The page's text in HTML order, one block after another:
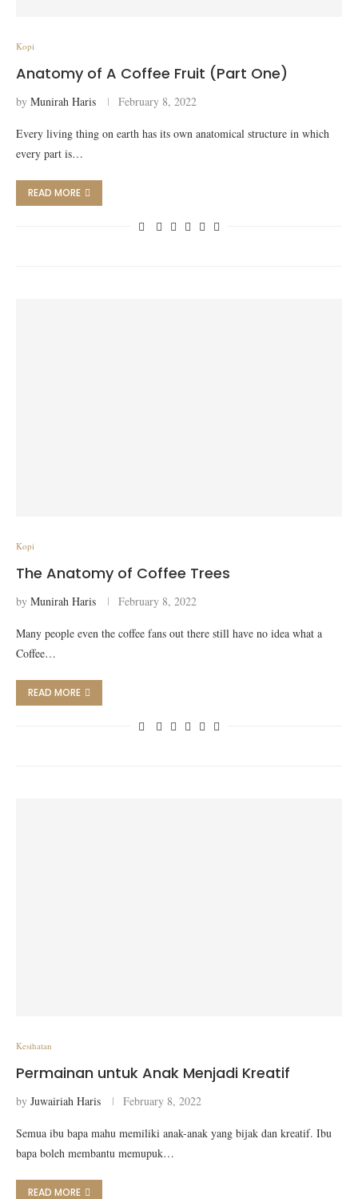
Kopi
Anatomy of A Coffee Fruit (Part One)
by Munirah Haris February 8, 2022
Every living thing on earth has its own anatomical structure in which
every part is…
READ MORE
Kopi
The Anatomy of Coffee Trees
by Munirah Haris February 8, 2022
Many people even the coffee fans out there still have no idea what a
Coffee…
READ MORE
Kesihatan
Permainan untuk Anak Menjadi Kreatif
by Juwairiah Haris February 8, 2022
Semua ibu bapa mahu memiliki anak-anak yang bijak dan kreatif. Ibu
bapa boleh membantu memupuk…
READ MORE